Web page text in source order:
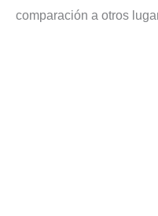
comparación a otros